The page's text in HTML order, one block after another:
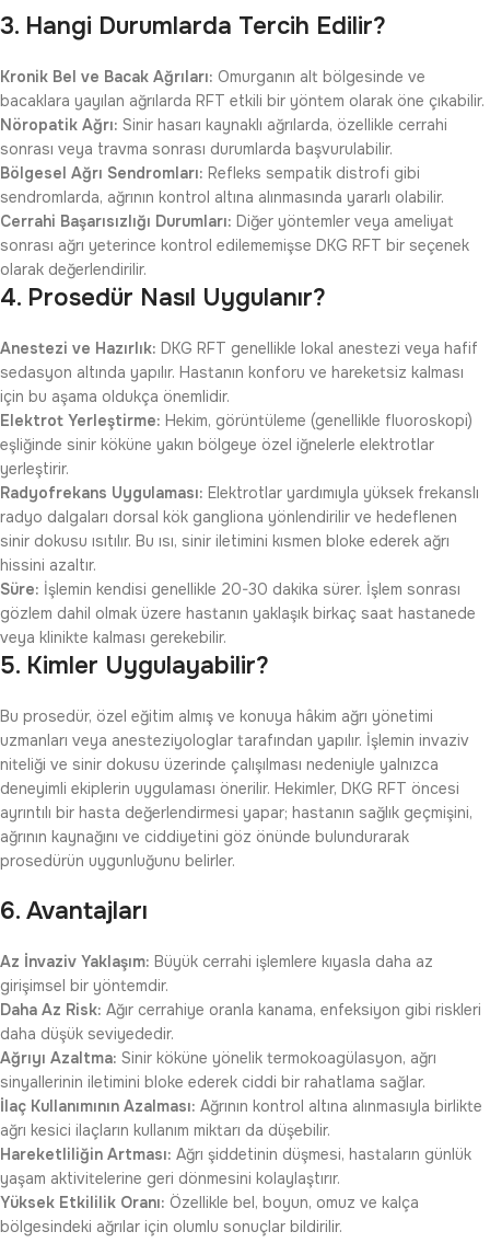
3. Hangi Durumlarda Tercih Edilir?
Kronik Bel ve Bacak Ağrıları: Omurganın alt bölgesinde ve
bacaklara yayılan ağrılarda RFT etkili bir yöntem olarak öne çıkabilir.
Nöropatik Ağrı: Sinir hasarı kaynaklı ağrılarda, özellikle cerrahi
sonrası veya travma sonrası durumlarda başvurulabilir.
Bölgesel Ağrı Sendromları: Refleks sempatik distrofi gibi
sendromlarda, ağrının kontrol altına alınmasında yararlı olabilir.
Cerrahi Başarısızlığı Durumları: Diğer yöntemler veya ameliyat
sonrası ağrı yeterince kontrol edilememişse DKG RFT bir seçenek
olarak değerlendirilir.
4. Prosedür Nasıl Uygulanır?
Anestezi ve Hazırlık: DKG RFT genellikle lokal anestezi veya hafif
sedasyon altında yapılır. Hastanın konforu ve hareketsiz kalması
için bu aşama oldukça önemlidir.
Elektrot Yerleştirme: Hekim, görüntüleme (genellikle fluoroskopi)
eşliğinde sinir köküne yakın bölgeye özel iğnelerle elektrotlar
yerleştirir.
Radyofrekans Uygulaması: Elektrotlar yardımıyla yüksek frekanslı
radyo dalgaları dorsal kök gangliona yönlendirilir ve hedeflenen
sinir dokusu ısıtılır. Bu ısı, sinir iletimini kısmen bloke ederek ağrı
hissini azaltır.
Süre: İşlemin kendisi genellikle 20-30 dakika sürer. İşlem sonrası
gözlem dahil olmak üzere hastanın yaklaşık birkaç saat hastanede
veya klinikte kalması gerekebilir.
5. Kimler Uygulayabilir?
Bu prosedür, özel eğitim almış ve konuya hâkim ağrı yönetimi
uzmanları veya anesteziyologlar tarafından yapılır. İşlemin invaziv
niteliği ve sinir dokusu üzerinde çalışılması nedeniyle yalnızca
deneyimli ekiplerin uygulaması önerilir. Hekimler, DKG RFT öncesi
ayrıntılı bir hasta değerlendirmesi yapar; hastanın sağlık geçmişini,
ağrının kaynağını ve ciddiyetini göz önünde bulundurarak
prosedürün uygunluğunu belirler.
6. Avantajları
Az İnvaziv Yaklaşım: Büyük cerrahi işlemlere kıyasla daha az
girişimsel bir yöntemdir.
Daha Az Risk: Ağır cerrahiye oranla kanama, enfeksiyon gibi riskleri
daha düşük seviyededir.
Ağrıyı Azaltma: Sinir köküne yönelik termokoagülasyon, ağrı
sinyallerinin iletimini bloke ederek ciddi bir rahatlama sağlar.
İlaç Kullanımının Azalması: Ağrının kontrol altına alınmasıyla birlikte
ağrı kesici ilaçların kullanım miktarı da düşebilir.
Hareketliliğin Artması: Ağrı şiddetinin düşmesi, hastaların günlük
yaşam aktivitelerine geri dönmesini kolaylaştırır.
Yüksek Etkililik Oranı: Özellikle bel, boyun, omuz ve kalça
bölgesindeki ağrılar için olumlu sonuçlar bildirilir.